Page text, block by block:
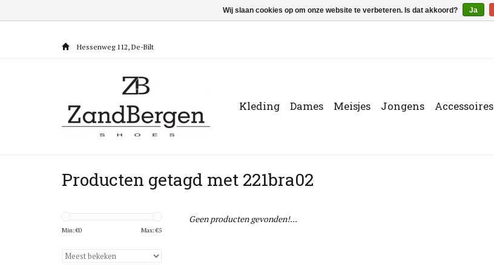
Hessenweg 112, De-Bilt
Kleding Dames Meisjes Jongens Accessoires
Producten getagd met 221bra02
Min: €0 Max: €5
Geen producten gevonden!...
Wij slaan cookies op om onze website te verbeteren. Is dat akkoord? Ja